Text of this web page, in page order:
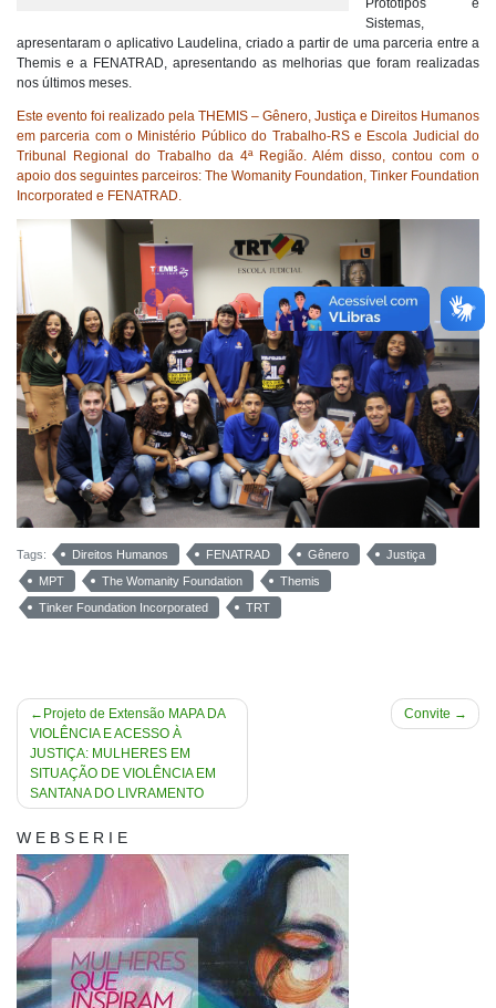
Protótipos e
Sistemas,
apresentaram o aplicativo Laudelina, criado a partir de uma parceria entre a
Themis e a FENATRAD, apresentando as melhorias que foram realizadas
nos últimos meses.
Este evento foi realizado pela THEMIS – Gênero, Justiça e Direitos Humanos
em parceria com o Ministério Público do Trabalho-RS e Escola Judicial do
Tribunal Regional do Trabalho da 4ª Região. Além disso, contou com o
apoio dos seguintes parceiros: The Womanity Foundation, Tinker Foundation
Incorporated e FENATRAD.
Tags: Direitos Humanos FENATRAD Gênero
Justiça
MPT
The Womanity Foundation
Themis
Tinker Foundation Incorporated
TRT
Navegação
de
Post
Projeto de Extensão MAPA DA
VIOLÊNCIA E ACESSO À
JUSTIÇA: MULHERES EM
SITUAÇÃO DE VIOLÊNCIA EM
SANTANA DO LIVRAMENTO
Convite
W E B S E R I E